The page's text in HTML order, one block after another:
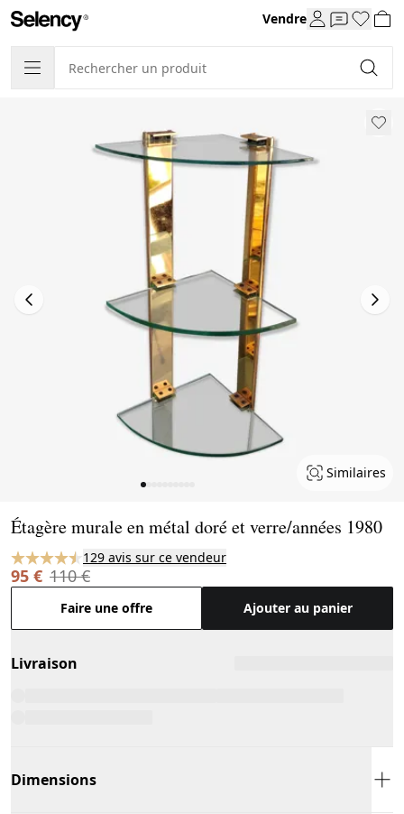
Vendre
Similaires
Étagère murale en métal doré et verre/années 1980
129 avis sur ce vendeur
95 € 110 €
Faire une offre Ajouter au panier
Livraison
Dimensions